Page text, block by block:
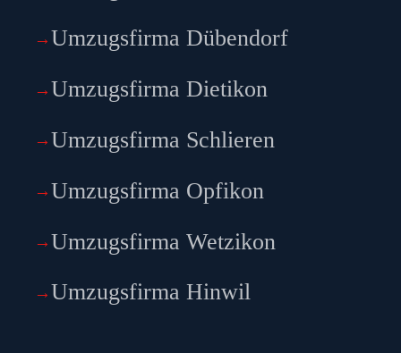
Umzugsfirma Dübendorf
Umzugsfirma Dietikon
Umzugsfirma Schlieren
Umzugsfirma Opfikon
Umzugsfirma Wetzikon
Umzugsfirma Hinwil